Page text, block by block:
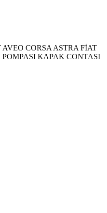
CORSA ASTRA FİAT
KAPAK CONTASI